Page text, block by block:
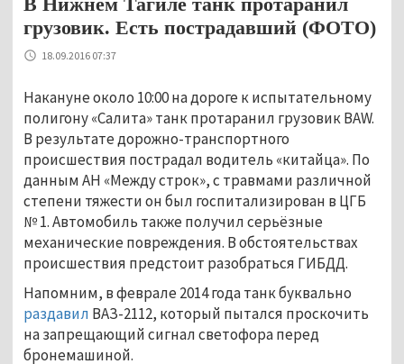
грузовик. Есть пострадавший (ФОТО)
18.09.2016 07:37
Накануне около 10:00 на дороге к испытательному
полигону «Салита» танк протаранил грузовик BAW.
В результате дорожно-транспортного
происшествия пострадал водитель «китайца». По
данным АН «Между строк», с травмами различной
степени тяжести он был госпитализирован в ЦГБ
№ 1. Автомобиль также получил серьёзные
механические повреждения. В обстоятельствах
происшествия предстоит разобраться ГИБДД.
Напомним, в феврале 2014 года танк буквально
раздавил ВАЗ-2112, который пытался проскочить
на запрещающий сигнал светофора перед
бронемашиной.